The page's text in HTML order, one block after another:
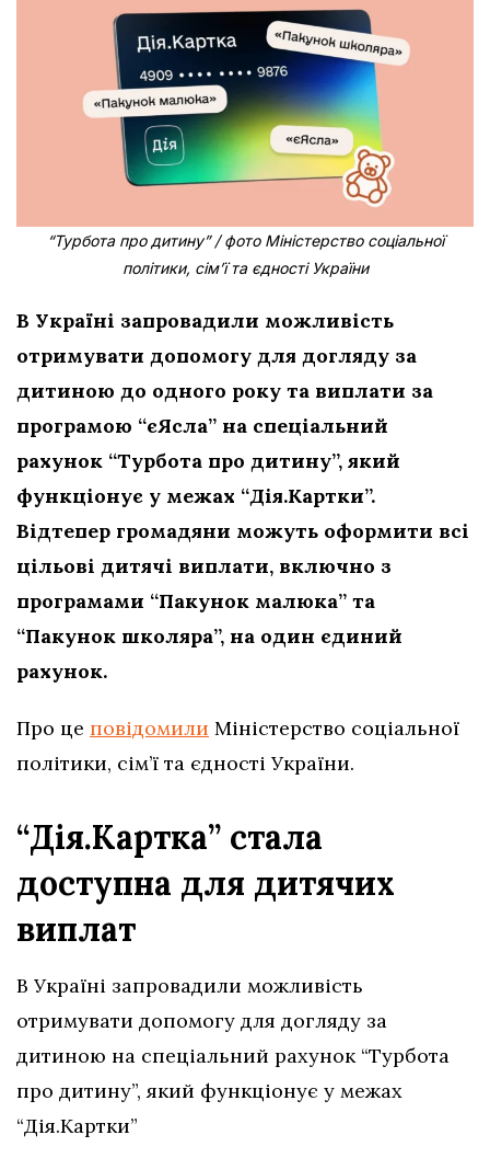
“Турбота про дитину” / фото Міністерство соціальної
політики, сім’ї та єдності України
В Україні запровадили можливість
отримувати допомогу для догляду за
дитиною до одного року та виплати за
програмою “єЯсла” на спеціальний
рахунок “Турбота про дитину”, який
функціонує у межах “Дія.Картки”.
Відтепер громадяни можуть оформити всі
цільові дитячі виплати, включно з
програмами “Пакунок малюка” та
“Пакунок школяра”, на один єдиний
рахунок.
Про це повідомили Міністерство соціальної
політики, сім’ї та єдності України.
“Дія.Картка” стала
доступна для дитячих
виплат
В Україні запровадили можливість
отримувати допомогу для догляду за
дитиною на спеціальний рахунок “Турбота
про дитину”, який функціонує у межах
“Дія.Картки”